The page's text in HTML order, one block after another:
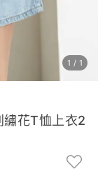
1 / 1
花T恤上衣2